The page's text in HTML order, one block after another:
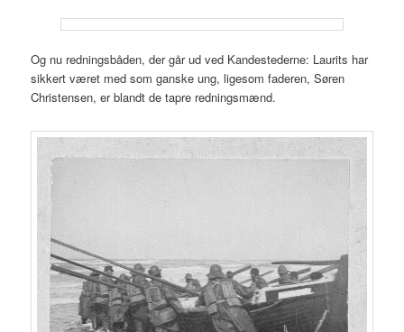
Og nu redningsbåden, der går ud ved Kandestederne: Laurits har
sikkert været med som ganske ung, ligesom faderen, Søren
Christensen, er blandt de tapre redningsmænd.